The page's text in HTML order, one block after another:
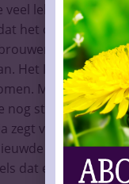
leken op de
het om een
was de
Het IOC zag
Merkenrecht
nog steeds als
zegt verrast te
campagne
dat eventuele